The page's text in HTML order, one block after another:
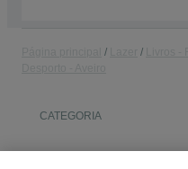
CATEGORIA